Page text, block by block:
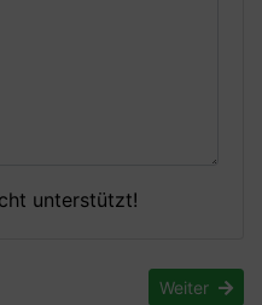
unterstützt!
Weiter